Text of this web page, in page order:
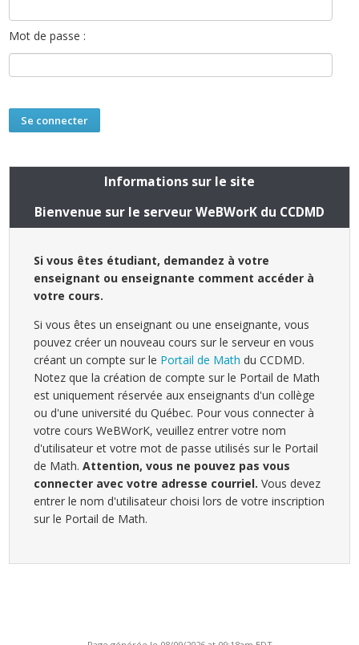
Mot de passe :
Informations sur le site
Bienvenue sur le serveur WeBWorK du CCDMD
Si vous êtes étudiant, demandez à votre
enseignant ou enseignante comment accéder à
votre cours.
Si vous êtes un enseignant ou une enseignante, vous
pouvez créer un nouveau cours sur le serveur en vous
créant un compte sur le Portail de Math du CCDMD.
Notez que la création de compte sur le Portail de Math
est uniquement réservée aux enseignants d'un collège
ou d'une université du Québec. Pour vous connecter à
votre cours WeBWorK, veuillez entrer votre nom
d'utilisateur et votre mot de passe utilisés sur le Portail
de Math.Attention, vous ne pouvez pas vous
connecter avec votre adresse courriel. Vous devez
entrer le nom d'utilisateur choisi lors de votre inscription
sur le Portail de Math.